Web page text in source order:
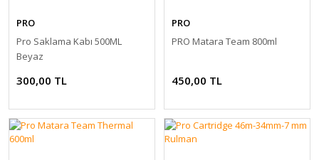
PRO
Pro Saklama Kabı 500ML
Beyaz
300,00 TL
PRO
PRO Matara Team 800ml
450,00 TL